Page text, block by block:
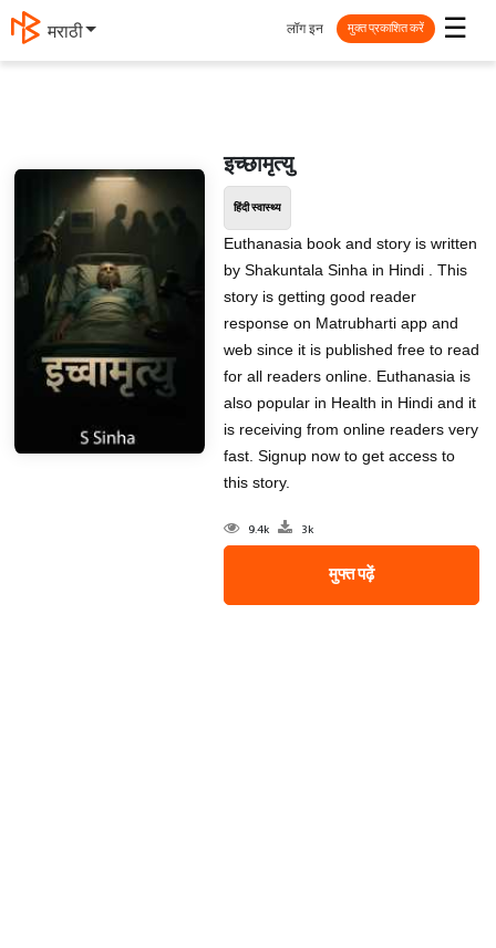
मराठी ☰
लॉग इन मुक्त प्रकाशित करें
इच्छामृत्यु
हिंदी स्वास्थ्य
Euthanasia book and story is written
by Shakuntala Sinha in Hindi . This
story is getting good reader
response on Matrubharti app and
web since it is published free to read
for all readers online. Euthanasia is
also popular in Health in Hindi and it
is receiving from online readers very
fast. Signup now to get access to
this story.
9.4k 3k
मुफ्त पढ़ें